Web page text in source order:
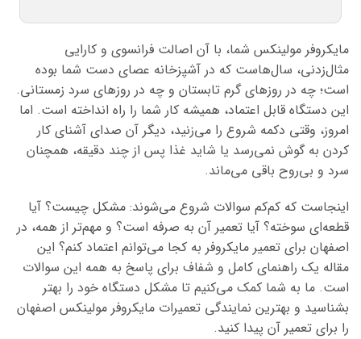
مایکروفر مولینکس شما، با آن اصالت فرانسوی و کارایی
مثال‌زدنی، سال‌هاست که در آشپزخانه عصای دست شما بوده
است؛ چه در روزهای گرم تابستان و چه در روزهای سرد زمستانی.
این دستگاه قابل اعتماد، همیشه کار شما را راه انداخته است. اما
امروز، وقتی دکمه شروع را می‌زنید، دیگر آن صدای آشنای کار
کردن به گوش نمی‌رسد یا شاید غذا پس از چند دقیقه، همچنان
سرد و بی‌روح باقی می‌ماند.
اینجاست که کم‌کم سوالات شروع می‌شوند: مشکل چیست؟ آیا
قطعه‌ای سوخته؟ آیا تعمیر آن به صرفه است؟ و مهم‌تر از همه، در
اصفهان برای تعمیر مایکروفر به کجا می‌توانم اعتماد کنم؟ این
مقاله یک راهنمای کامل و شفاف برای پاسخ به همه این سوالات
است. ما به شما کمک می‌کنیم تا مشکل دستگاه خود را بهتر
بشناسید و بهترین نمایندگی تعمیرات مایکروفر مولینکس اصفهان
را برای تعمیر آن پیدا کنید.